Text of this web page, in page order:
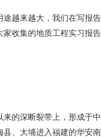
越来越大，我们在写报
收集的地质工程实习报
的深断裂带上，形成于
、大埔进入福建的华安